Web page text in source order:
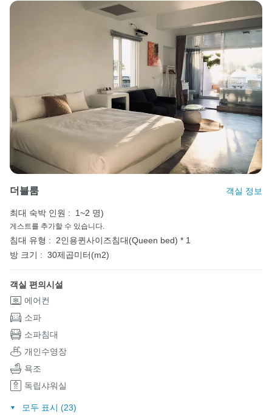
더블룸 객실 정보
최대 숙박 인원 : 1~2 명)
게스트를 추가할 수 있습니다.
침대 유형 :
2인용퀸사이즈침대(Queen bed) * 1
방 크기 : 30제곱미터(m2)
객실 편의시설
에어컨
소파
소파침대
개인수영장
욕조
독립샤워실
모두 표시 (23)